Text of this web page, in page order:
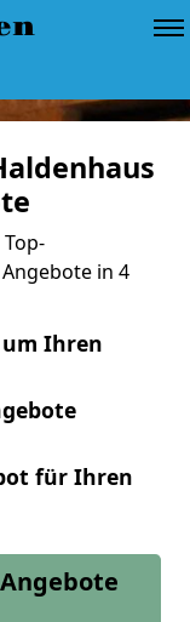
in 4
Ihren
für Ihren